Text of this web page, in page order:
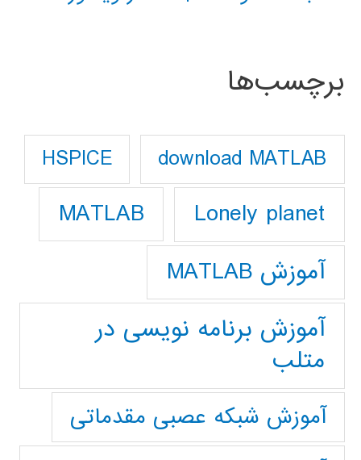
برچسب‌ها
download MATLAB
HSPICE
Lonely planet
MATLAB
آموزش MATLAB
آموزش برنامه نویسی در
متلب
آموزش شبکه عصبی مقدماتی